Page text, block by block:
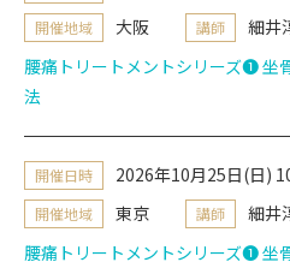
開催地域 大阪 講師
細井
腰痛トリートメントシリーズ❶ 坐
法
開催日時 2026年10月25日(日)
開催地域 東京 講師
細井
腰痛トリートメントシリーズ❶ 坐